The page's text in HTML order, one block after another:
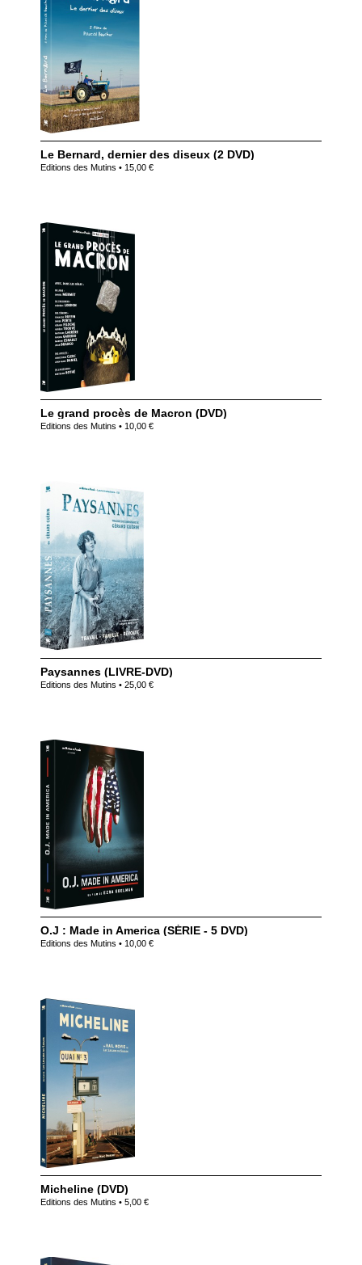
Le Bernard, dernier des diseux (2 DVD)
Editions des Mutins • 15,00 €
Le grand procès de Macron (DVD)
Editions des Mutins • 10,00 €
Paysannes (LIVRE-DVD)
Editions des Mutins • 25,00 €
O.J : Made in America (SÉRIE - 5 DVD)
Editions des Mutins • 10,00 €
Micheline (DVD)
Editions des Mutins • 5,00 €